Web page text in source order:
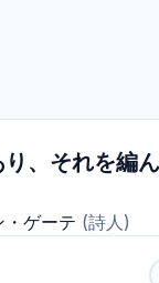
り、それを編
・ゲーテ (詩人 )